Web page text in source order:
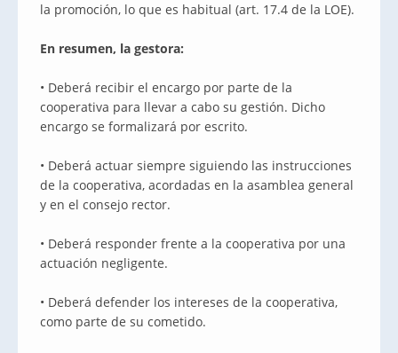
la promoción, lo que es habitual (art. 17.4 de la LOE).
En resumen, la gestora:
• Deberá recibir el encargo por parte de la
cooperativa para llevar a cabo su gestión. Dicho
encargo se formalizará por escrito.
• Deberá actuar siempre siguiendo las instrucciones
de la cooperativa, acordadas en la asamblea general
y en el consejo rector.
• Deberá responder frente a la cooperativa por una
actuación negligente.
• Deberá defender los intereses de la cooperativa,
como parte de su cometido.